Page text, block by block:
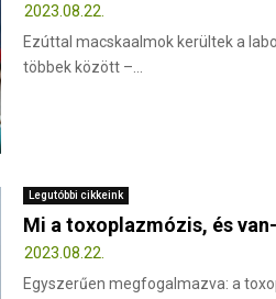
2023.08.22.
Ezúttal macskaalmok kerültek a
többek között –...
Legutóbbi cikkeink
Mi a toxoplazmózis, és
2023.08.22.
Egyszerűen megfogalmazva: a